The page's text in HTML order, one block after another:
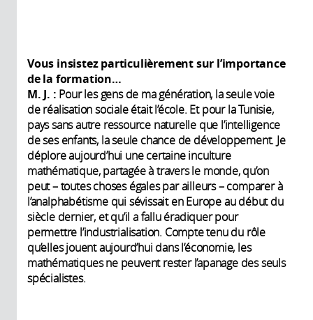
Vous insistez particulièrement sur l’importance
de la formation…
M. J. : Pour les gens de ma génération, la seule voie
de réalisation sociale était l’école. Et pour la Tunisie,
pays sans autre ressource naturelle que l’intelligence
de ses enfants, la seule chance de développement. Je
déplore aujourd’hui une certaine inculture
mathématique, partagée à travers le monde, qu’on
peut – toutes choses égales par ailleurs – comparer à
l’analphabétisme qui sévissait en Europe au début du
siècle dernier, et qu’il a fallu éradiquer pour
permettre l’industrialisation. Compte tenu du rôle
qu’elles jouent aujourd’hui dans l’économie, les
mathématiques ne peuvent rester l’apanage des seuls
spécialistes.